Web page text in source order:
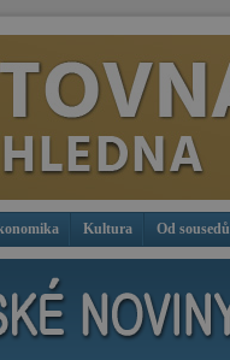
Kultura Od sousedů